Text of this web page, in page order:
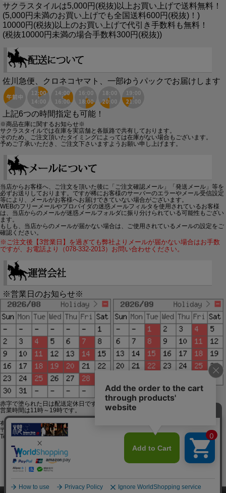
サクラスタイルは5,000円(税抜)以上お買い上げで送料無料！
(5,000円未満のお買い上げでも全国送料600円(税抜)！)
10000円(税抜)以上のお買い上げで代引き手数料も無料！
(税抜10000円未満の場合手数料300円(税抜))
佐川急便、クロネコヤマト、一部ゆうパックでお届けします
上記6つの時間指定も可能！
※商品在庫に関するお知らせ※
サクラスタイルでは在庫を実店舗と各販路で共有しております。
そのため、ご注文頂いたタイミングによっては在庫がない場合もございます。
予めご了承いただき、ご注文下さいますようお願い申し上げます。
当店からお客様へ、ご注文を頂いた後に「ご注文確認メール」「発送メール」等を
必ずお送りしております。ですが稀にお客様のサーバーのエラーやメール受信設定
等により、メールがお客様へお届けできていない場合がございます。
WEBのフリーメールやプロバイダの迷惑メールフィルタを使用されているお客様
は、当店からのメールが迷惑メールフォルダに振り分けられている可能性もござい
ます。
もしも、当店からのメールが届かない場合は、ご使用されているメールの設定をご
確認ください。
※ご注文後【3営業日】を過ぎても弊社よりメールが届かない場合はお手数
ですが、お電話より（078-332-2013）お問い合わせください。
※営業日のお知らせ※
赤字で塗られた日は配送定休日です。
営業時間は11時～19時です。
有限会社ジップジップ SakuraStyle通販事業部
〒650-0021 神戸市中央区三宮町3-9-19イトウビル1,4F
Tel:078-332-2013 FAX:078-333-6644
SSL/TLSとは?